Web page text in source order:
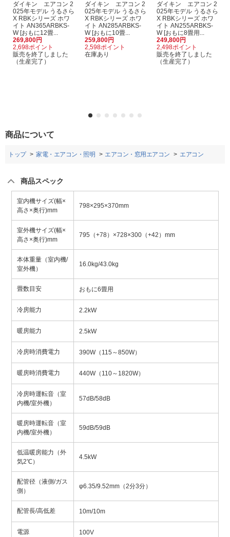
ダイキン エアコン 2
025年モデル うるさら
X RBKシリーズ ホワ
イト AN365ARBKS-
W [おもに12畳...
269,800円
2,698ポイント
販売を終了しました
（生産完了）
ダイキン エアコン 2
025年モデル うるさら
X RBKシリーズ ホワ
イト AN285ARBKS-
W [おもに10畳...
259,800円
2,598ポイント
在庫あり
ダイキン エアコン 2
025年モデル うるさら
X RBKシリーズ ホワ
イト AN255ARBKS-
W [おもに8畳用...
249,800円
2,498ポイント
販売を終了しました
（生産完了）
商品について
トップ 家電・エアコン・照明 エアコン・窓用エアコン エアコン
商品スペック
室内機サイズ(幅×
高さ×奥行)mm
798×295×370mm
室外機サイズ(幅×
高さ×奥行)mm
795（+78）×728×300（+42）mm
本体重量（室内機/
室外機）
16.0kg/43.0kg
畳数目安 おもに6畳用
冷房能力 2.2kW
暖房能力 2.5kW
冷房時消費電力 390W（115～850W）
暖房時消費電力 440W（110～1820W）
冷房時運転音（室
内機/室外機）
57dB/58dB
暖房時運転音（室
内機/室外機）
59dB/59dB
低温暖房能力（外
気2℃）
4.5kW
配管径（液側/ガス
側）
φ6.35/9.52mm（2分3分）
配管長/高低差 10m/10m
電源 100V